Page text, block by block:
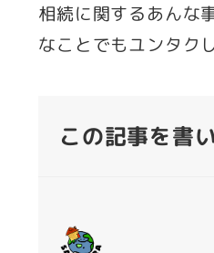
相続に関するあんな
なことでもユンタク
この記事を書